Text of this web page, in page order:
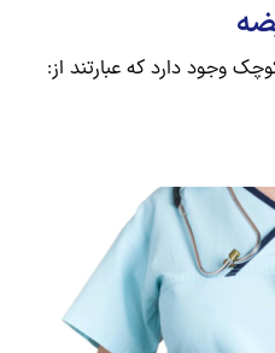
وجود دارد که عبارتند از: